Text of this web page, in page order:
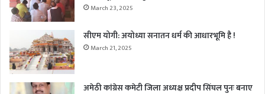
March 23, 2025
सीएम योगी: अयोध्या सनातन धर्म की आधारभूमि है !
March 21, 2025
अमेठी कांग्रेस कमेटी जिला अध्यक्ष प्रदीप सिंघल पुनः बनाए